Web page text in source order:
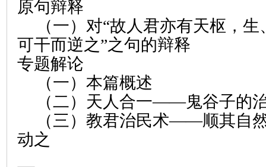
原句辩释
（一）对“故人君亦有天枢，
可干而逆之”之句的辩释
专题解论
（一）本篇概述
（二）天人合一——鬼谷子的
（三）教君治民术——顺其自
动之